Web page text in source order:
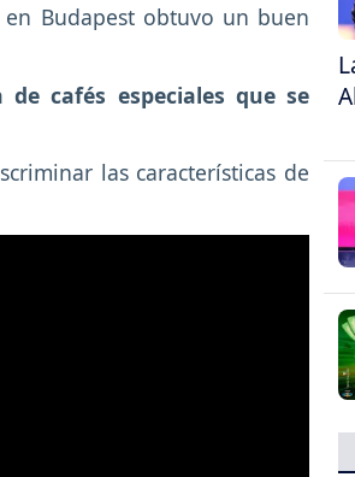
Budapest obtuvo un buen
cafés especiales que se
las características de